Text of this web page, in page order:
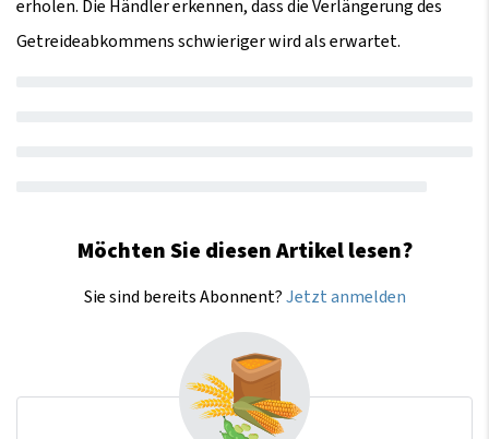
erholen. Die Händler erkennen, dass die Verlängerung des
Getreideabkommens schwieriger wird als erwartet.
Möchten Sie diesen Artikel lesen?
Sie sind bereits Abonnent?Jetzt anmelden